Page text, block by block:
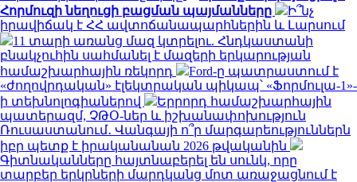
Հորմուզի նեղուցի բացման պայմանները
Ի՞նչ
իրավիճակ է ՀՀ ավտոճանապարհներին և Լարսում
11 տարի առանց մազ կտրելու. Հնդկաստանի
բնակչուհին սահմանել է մազերի երկարության
համաշխարհային ռեկորդ
Ford-ը պատրաստում է
«ժողովրդական» էլեկտրական պիկապ՝ «Ֆորմուլա-1»-
ի տեխնոլոգիաներով
Երրորդ համաշխարհային
պատերազմ, ՉԹՕ-ներ և իշխանափոխություն
Ռուսաստանում․ Վանգայի ո՞ր մարգարեություններն
իբր պետք է իրականանան 2026 թվականին
Գիտնականները հայտնաբերել են սունկ, որը
տարբեր երկրների մարդկանց մոտ առաջացնում է